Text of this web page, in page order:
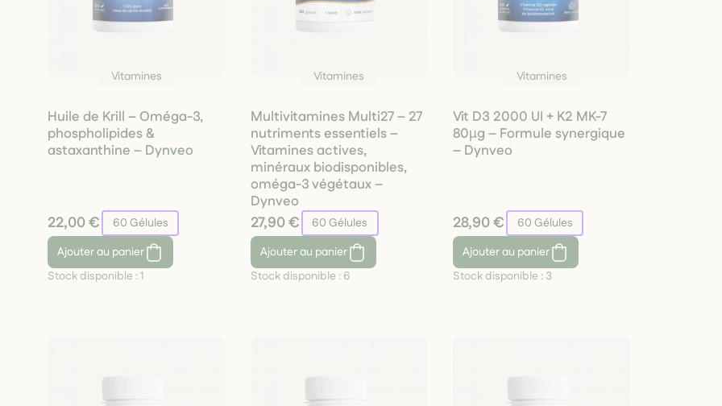
Vitamines
Huile de Krill – Oméga-3,
phospholipides &
astaxanthine – Dynveo
22,00 €
60 Gélules
Ajouter
au panier
Stock disponible :1
Vitamines
Multivitamines Multi27 – 27
nutriments essentiels –
Vitamines actives,
minéraux biodisponibles,
oméga-3 végétaux –
Dynveo
27,90 €
60 Gélules
Ajouter
au panier
Stock disponible : 6
Vitamines
Vit D3 2000 UI + K2 MK-7
80µg – Formule synergique
– Dynveo
28,90 €
60 Gélules
Ajouter
au panier
Stock disponible : 3